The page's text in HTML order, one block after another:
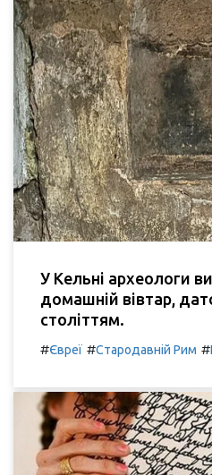
У Кельні археологи
домашній вівтар,
століттям.
#Євреї #Стародавній Рим #